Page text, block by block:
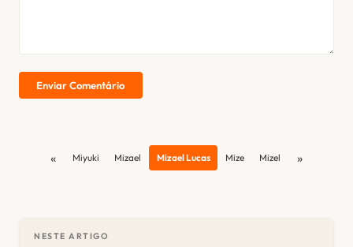
Enviar Comentário
« Miyuki Mizael Mizael Lucas Mize Mizel »
NESTE ARTIGO